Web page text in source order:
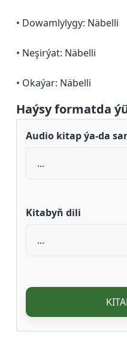
• Dowamlylygy: Näbelli
• Neşirýat: Näbelli
• Okaýar: Näbelli
Haýsy formatda
Audio kitap ýa-da
Kitabyň dili